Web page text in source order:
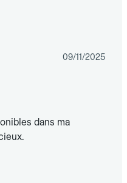
09/11/2025
dans ma